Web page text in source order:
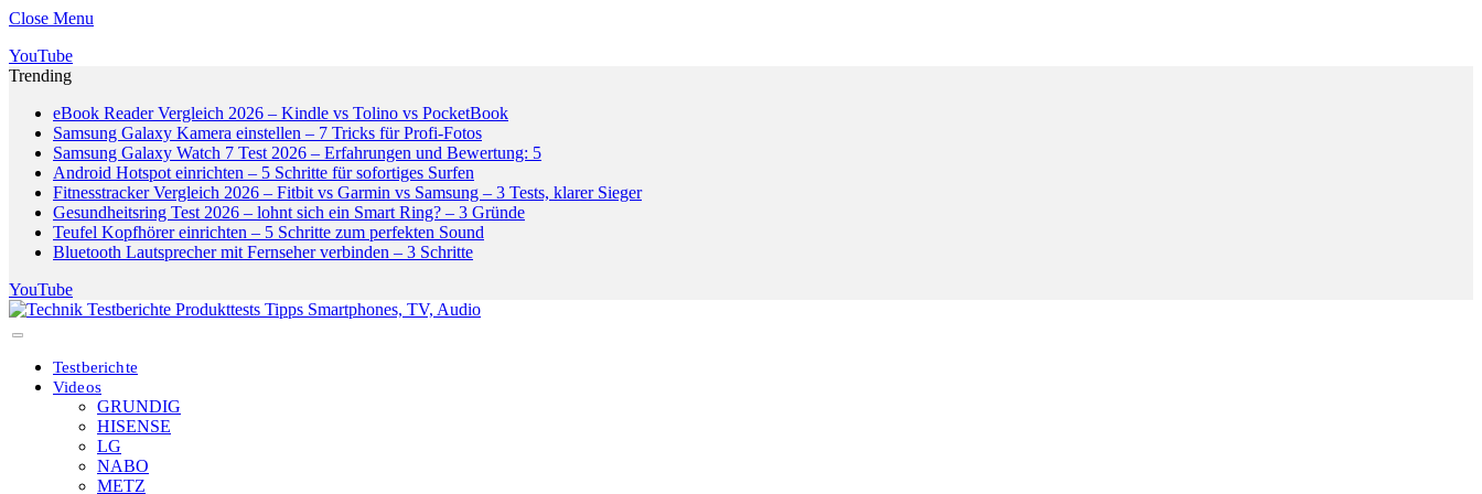
Close Menu
YouTube
Trending
eBook Reader Vergleich 2026 – Kindle vs Tolino vs PocketBook
Samsung Galaxy Kamera einstellen – 7 Tricks für Profi-Fotos
Samsung Galaxy Watch 7 Test 2026 – Erfahrungen und Bewertung: 5
Android Hotspot einrichten – 5 Schritte für sofortiges Surfen
Fitnesstracker Vergleich 2026 – Fitbit vs Garmin vs Samsung – 3 Tests, klarer Sieger
Gesundheitsring Test 2026 – lohnt sich ein Smart Ring? – 3 Gründe
Teufel Kopfhörer einrichten – 5 Schritte zum perfekten Sound
Bluetooth Lautsprecher mit Fernseher verbinden – 3 Schritte
YouTube
Testberichte
Videos
GRUNDIG
HISENSE
LG
NABO
METZ